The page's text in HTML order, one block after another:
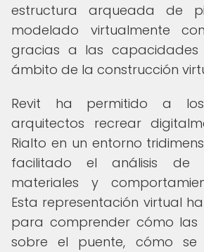
estructura arqueada de
modelado virtualmente
gracias a las
ámbito de la construcción
Revit ha permitido a
arquitectos recrear
Rialto en un entorno
facilitado el análisis de
materiales y
Esta representación virtual
para comprender cómo las
sobre el puente, cómo se